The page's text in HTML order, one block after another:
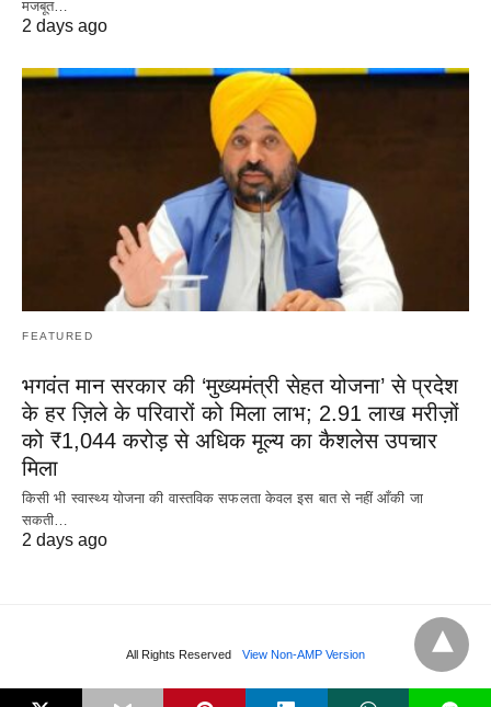
मजबूत…
2 days ago
FEATURED
भगवंत मान सरकार की ‘मुख्यमंत्री सेहत योजना’ से प्रदेश
के हर ज़िले के परिवारों को मिला लाभ; 2.91 लाख मरीज़ों
को ₹1,044 करोड़ से अधिक मूल्य का कैशलेस उपचार
मिला
किसी भी स्वास्थ्य योजना की वास्तविक सफलता केवल इस बात से नहीं आँकी जा
सकती…
2 days ago
All Rights Reserved View Non-AMP Version